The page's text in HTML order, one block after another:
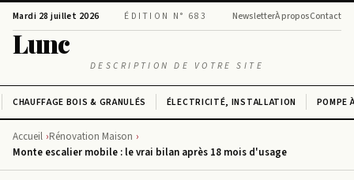
Mardi 28 juillet 2026 ÉDITION N° 683 NewsletterÀ proposContact
Lunc
DESCRIPTION DE VOTRE SITE
CHAUFFAGE BOIS & GRANULÉS ÉLECTRICITÉ, INSTALLATION POMPE
Accueil Rénovation Maison
Monte escalier mobile : le vrai bilan après 18 mois d'usage